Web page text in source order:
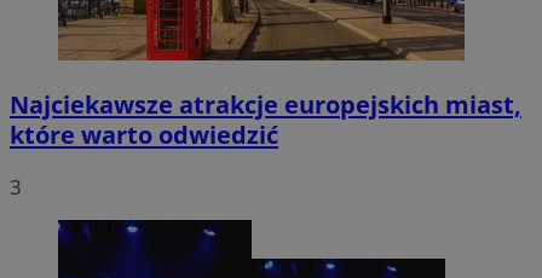
Najciekawsze atrakcje europejskich miast,
które warto odwiedzić
3